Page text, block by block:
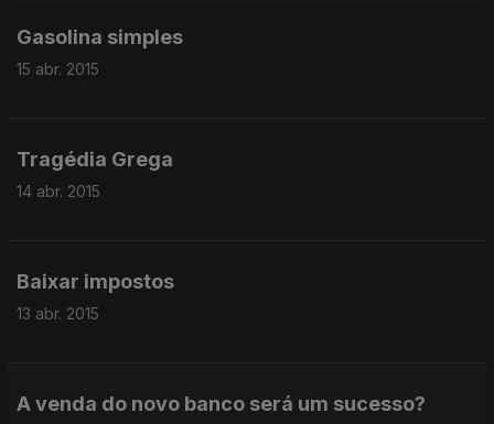
Gasolina simples
15 abr. 2015
Tragédia Grega
14 abr. 2015
Baixar impostos
13 abr. 2015
A venda do novo banco será um sucesso?